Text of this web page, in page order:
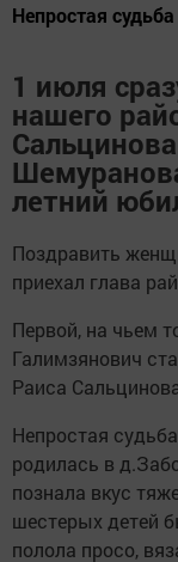
Непростая
1 июля
нашего
летний
Поздравить
приехал глава
Первой, на чьем
Галимзянович
Раиса
Непростая
родилась в
познала вкус
шестерых детей
полола просо,